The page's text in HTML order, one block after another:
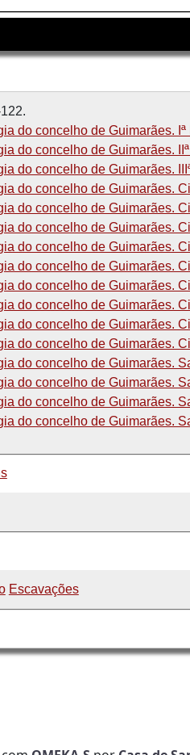
do concelho de Guimarães. Iª
do concelho de Guimarães.
do concelho de Guimarães.
do concelho de Guimarães.
do concelho de Guimarães.
do concelho de Guimarães.
do concelho de Guimarães.
do concelho de Guimarães.
do concelho de Guimarães.
do concelho de Guimarães.
do concelho de Guimarães.
do concelho de Guimarães.
do concelho de Guimarães.
do concelho de Guimarães.
do concelho de Guimarães.
do concelho de Guimarães.
Escavações